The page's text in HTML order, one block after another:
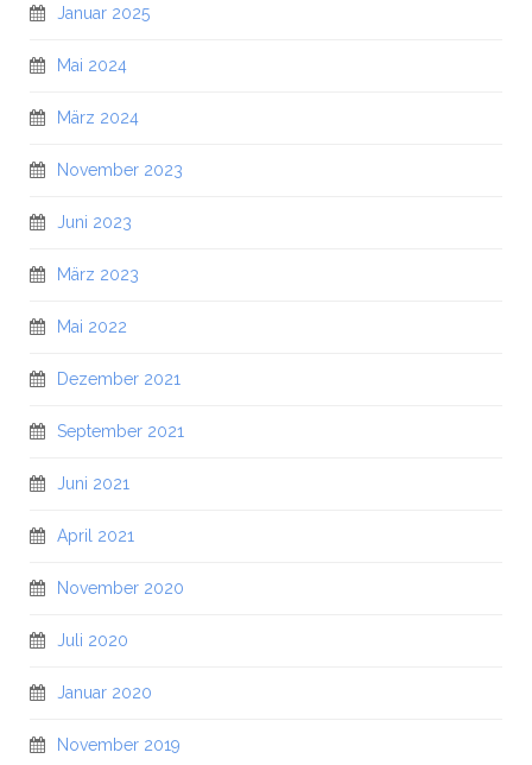
Januar 2025
Mai 2024
März 2024
November 2023
Juni 2023
März 2023
Mai 2022
Dezember 2021
September 2021
Juni 2021
April 2021
November 2020
Juli 2020
Januar 2020
November 2019